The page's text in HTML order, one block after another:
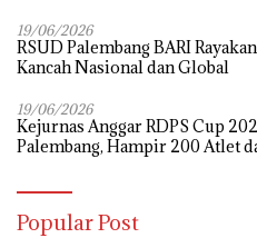
19/06/2026
RSUD Palembang BARI
Kancah Nasional dan Global
19/06/2026
Kejurnas Anggar RDPS Cup
Palembang, Hampir 200 Atlet
Popular Post